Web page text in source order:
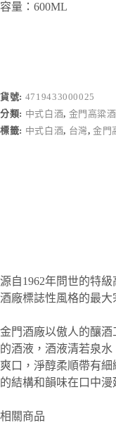
容量：600ML
貨號: 4719433000025
分類: 中式白酒, 金門高粱酒
標籤: 中式白酒, 台灣,金門
源自1962年問世的特
酒廠標誌性風格的最大
金門酒廠以傲人的釀
的酒液，酒液清若泉
爽口，淨醇柔順帶有
的結構和韻味在口中
相關商品